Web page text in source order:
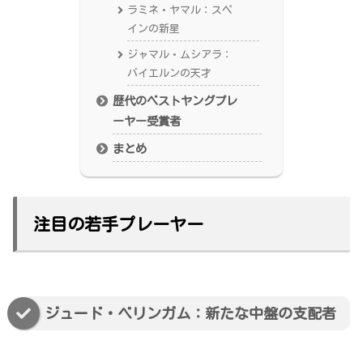
ラミネ・ヤマル：スペ
インの新星
ジャマル・ムシアラ：
バイエルンの天才
歴代のベストヤングプレ
ーヤー受賞者
まとめ
注目の若手プレーヤー
ジュード・ベリンガム：新たな中盤の支配者